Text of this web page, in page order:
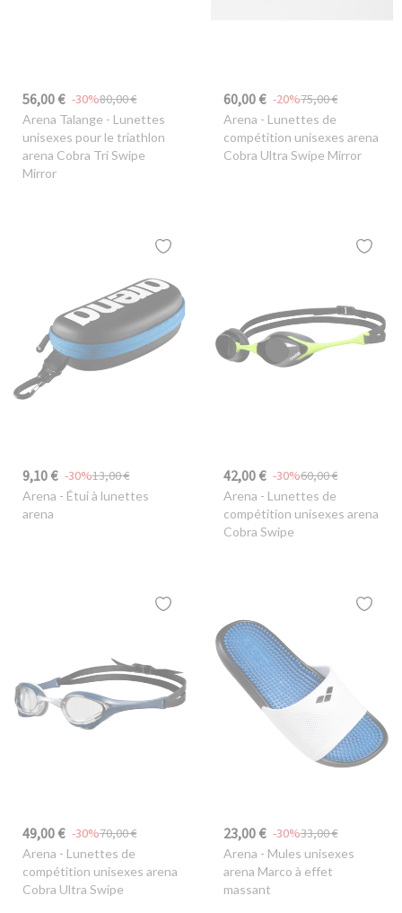
56,00 € 80,00 €
-30%
Arena Talange - Lunettes
unisexes pour le triathlon
arena Cobra Tri Swipe
Mirror
60,00 € 75,00 €
-20%
Arena - Lunettes de
compétition unisexes arena
Cobra Ultra Swipe Mirror
9,10 € 13,00 €
-30%
Arena - Étui à lunettes
arena
42,00 € 60,00 €
-30%
Arena - Lunettes de
compétition unisexes arena
Cobra Swipe
49,00 € 70,00 €
-30%
Arena - Lunettes de
compétition unisexes arena
Cobra Ultra Swipe
23,00 € 33,00 €
-30%
Arena - Mules unisexes
arena Marco à effet
massant